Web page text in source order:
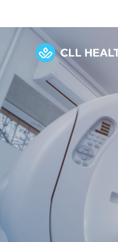
View all
Emergencies
Diseases
Symptoms
About
Discover
Our
Explore
Primary care
Our
Our
Quality primary
Diagnostics and